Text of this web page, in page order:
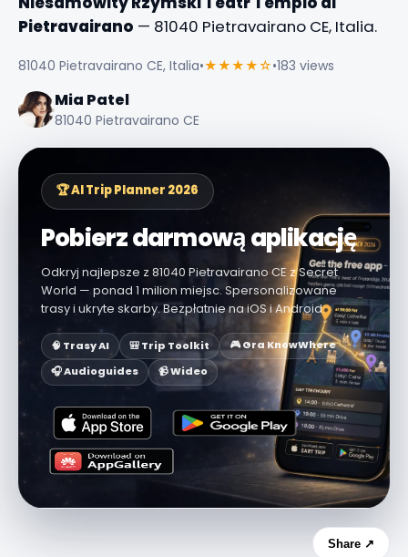
Pietravairano — 81040 Pietravairano CE, Italia.
81040 Pietravairano CE, Italia•★★★★☆•183 views
Mia Patel
81040 Pietravairano CE
🏆 AI Trip Planner 2026
Pobierz darmową aplikację
Odkryj najlepsze z 81040 Pietravairano CE z Secret
World — ponad 1 milion miejsc. Spersonalizowane
trasy i ukryte skarby. Bezpłatnie na iOS i Android.
🧠 Trasy AI 🎒 Trip Toolkit
🎮 Gra KnowWhere
🎧 Audioguides
📹 Wideo
Share ↗